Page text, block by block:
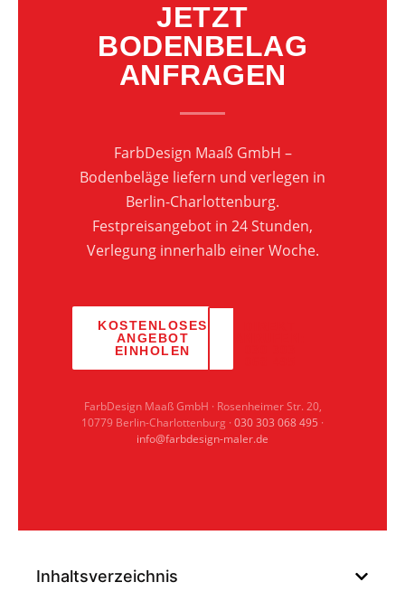
JETZT
BODENBELAG
ANFRAGEN
FarbDesign Maaß GmbH –
Bodenbeläge liefern und verlegen in
Berlin-Charlottenburg.
Festpreisangebot in 24 Stunden,
Verlegung innerhalb einer Woche.
KOSTENLOSES
ANGEBOT
EINHOLEN
FarbDesign Maaß GmbH · Rosenheimer Str. 20,
10779 Berlin-Charlottenburg · 030 303 068 495 ·
info@farbdesign-maler.de
Inhaltsverzeichnis